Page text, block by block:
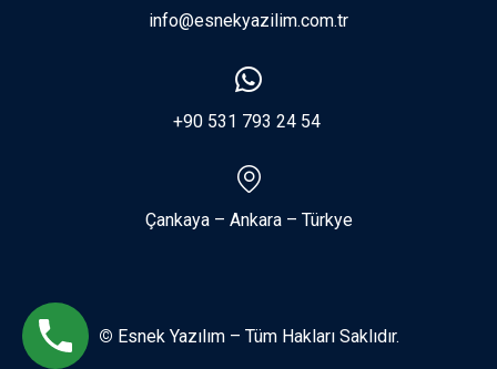
info@esnekyazilim.com.tr
+90 531 793 24 54
Çankaya – Ankara – Türkye
© Esnek Yazılım – Tüm Hakları Saklıdır.